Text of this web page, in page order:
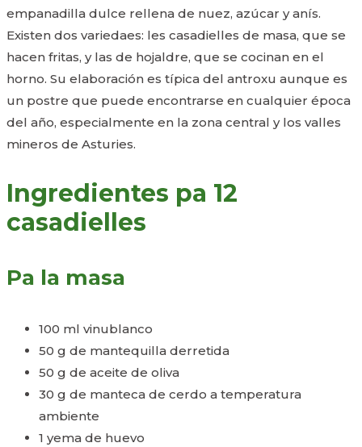
empanadilla dulce rellena de nuez, azúcar y anís.
Existen dos variedaes: les casadielles de masa, que se
hacen fritas, y las de hojaldre, que se cocinan en el
horno. Su elaboración es típica del antroxu aunque es
un postre que puede encontrarse en cualquier época
del año, especialmente en la zona central y los valles
mineros de Asturies.
Ingredientes pa 12
casadielles
Pa la masa
100 ml vinublanco
50 g de mantequilla derretida
50 g de aceite de oliva
30 g de manteca de cerdo a temperatura
ambiente
1 yema de huevo